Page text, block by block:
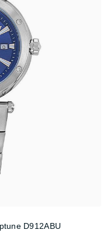
D912ABU